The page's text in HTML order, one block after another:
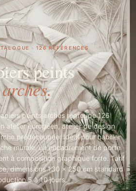
· 126 RÉFÉRENCES
peints
arches.
peints arches regroupe 126
atelier européen, atelier de design
prédécoupée. Idéal pour habiller
murale, un encadrement de porte
à composition graphique forte. Tarif
dimensions 130 × 250 cm standard
5 à 10 jours.